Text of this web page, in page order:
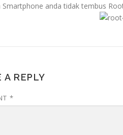
Smartphone anda tidak tembus
A REPLY
*